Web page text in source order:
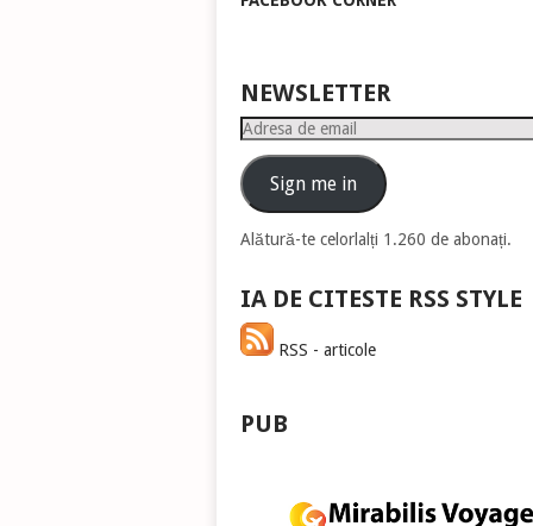
NEWSLETTER
Adresa
emailSign me in
Alătură-te celorlalți 1.260 de abonați.
IA DE CITESTE RSS STYLE
RSS - articole
PUB